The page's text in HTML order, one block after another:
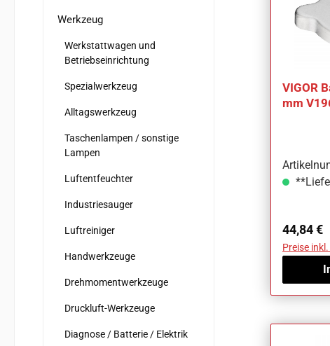
Werkzeug
Werkstattwagen und
Betriebseinrichtung
Spezialwerkzeug
Alltagswerkzeug
Taschenlampen / sonstige
Lampen
Luftentfeuchter
Industriesauger
Luftreiniger
Handwerkzeuge
Drehmomentwerkzeuge
Druckluft-Werkzeuge
Diagnose / Batterie / Elektrik
VIGOR
mm
44,84 €
Preise